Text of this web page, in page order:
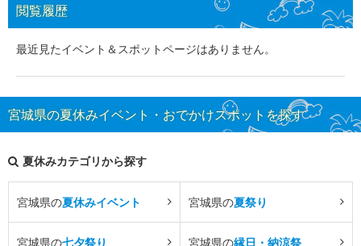
閲覧履歴
最近見たイベント＆スポットページはありません。
宮城県の夏休みイベント・おでかけスポットを探す
夏休みカテゴリから探す
宮城県の夏休みイベント 宮城県の夏祭り
宮城県の七夕祭り 宮城県の縁日・納涼祭